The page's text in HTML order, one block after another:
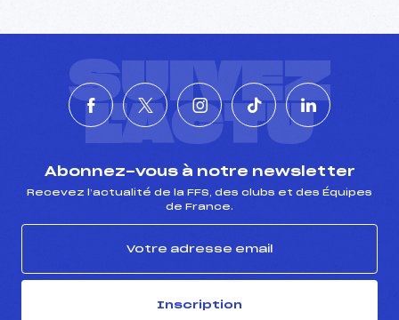
SUIVEZ
L'ACTU
Abonnez-vous à notre newsletter
Recevez l’actualité de la FFS, des clubs et des Équipes
de France.
Inscription